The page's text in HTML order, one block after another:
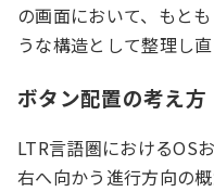
の画面において、もと
うな構造として整理し
ボタン配置の考え方
LTR言語圏におけるOS
右へ向かう進行方向の